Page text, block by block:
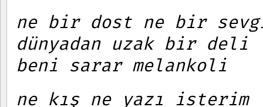
ne bir dost ne bir
dünyadan uzak bir deli
beni sarar melankoli
ne kış ne yazı isterim